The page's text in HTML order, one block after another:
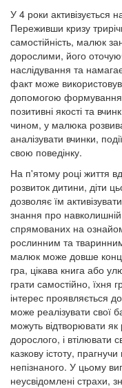
У 4 роки активізується
Переживши кризу
самостійність, малюк
дорослими, його
наслідування та
факт може
допомогою формування
позитивні якості та
чином, у малюка
аналізувати вчинки,
свою поведінку.
На п'ятому році життя
розвиток дитини, діти
дозволяє їм
знання про
спрямованих на
рослинним та
малюк може довше
гра, цікава книга або
грати самостійно, їхня
інтерес проявляється
може реалізувати свої
можуть відтворювати
дорослого, і втілювати
казкову істоту,
непізнаного. У цьому
неусвідомлені страхи,